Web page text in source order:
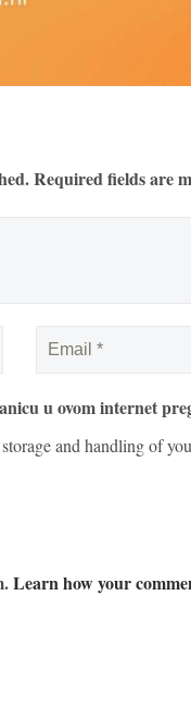
Required fields are
u ovom internet
and handling of
Learn how your